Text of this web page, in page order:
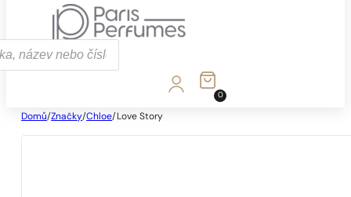
0
Domů/Značky/Chloe/ Love Story